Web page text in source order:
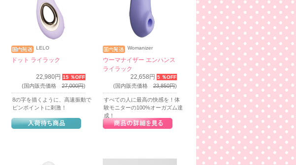
LELO
ドット ライラック
22,980円 15 ％OFF
(国内販売価格 27,000円)
8の字を描くように、高速振動で
ピンポイントに刺激！
Womanizer
ウーマナイザー エンハンス
ライラック
22,658円 5 ％OFF
(国内販売価格 23,850円)
すべての人に最高の快感を！体
験モニターの100%オーガズム達
成！